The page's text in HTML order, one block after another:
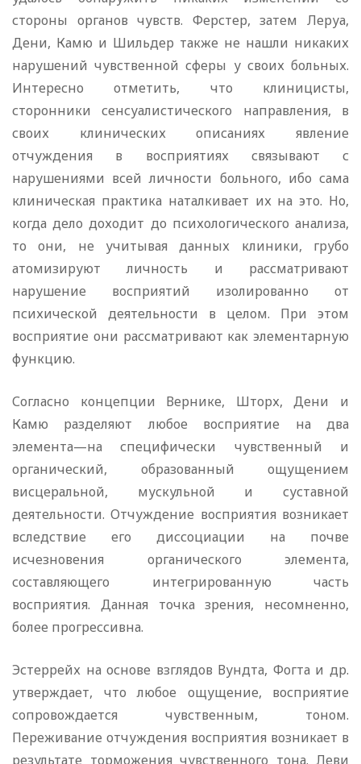
стороны органов чувств. Ферстер, затем Леруа,
Дени, Камю и Шильдер также не нашли никаких
нарушений чувственной сферы у своих больных.
Интересно отметить, что клиницисты,
сторонники сенсуалистического направления, в
своих клинических описаниях явление
отчуждения в восприятиях связывают с
нарушениями всей личности больного, ибо сама
клиническая практика наталкивает их на это. Но,
когда дело доходит до психологического анализа,
то они, не учитывая данных клиники, грубо
атомизируют личность и рассматривают
нарушение восприятий изолированно от
психической деятельности в целом. При этом
восприятие они рассматривают как элементарную
функцию.
Согласно концепции Вернике, Шторх, Дени и
Камю разделяют любое восприятие на два
элемента—на специфически чувственный и
органический, образованный ощущением
висцеральной, мускульной и суставной
деятельности. Отчуждение восприятия возникает
вследствие его диссоциации на почве
исчезновения органического элемента,
составляющего интегрированную часть
восприятия. Данная точка зрения, несомненно,
более прогрессивна.
Эстеррейх на основе взглядов Вундта, Фогта и др.
утверждает, что любое ощущение, восприятие
сопровождается чувственным, тоном.
Переживание отчуждения восприятия возникает в
результате торможения чувственного тона. Леви